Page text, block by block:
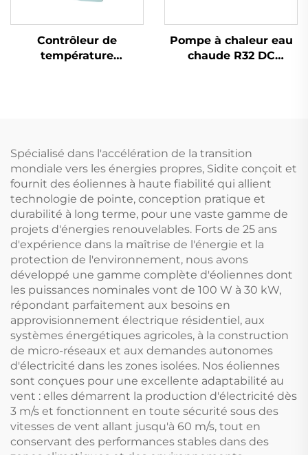
Contrôleur de
température
Puissance de relance
2000W
Pompe à chaleur eau
chaude R32 DC
extérieures
Spécialisé dans l'accélération de la transition
mondiale vers les énergies propres, Sidite conçoit et
fournit des éoliennes à haute fiabilité qui allient
technologie de pointe, conception pratique et
durabilité à long terme, pour une vaste gamme de
projets d'énergies renouvelables. Forts de 25 ans
d'expérience dans la maîtrise de l'énergie et la
protection de l'environnement, nous avons
développé une gamme complète d'éoliennes dont
les puissances nominales vont de 100 W à 30 kW,
répondant parfaitement aux besoins en
approvisionnement électrique résidentiel, aux
systèmes énergétiques agricoles, à la construction
de micro-réseaux et aux demandes autonomes
d'électricité dans les zones isolées. Nos éoliennes
sont conçues pour une excellente adaptabilité au
vent : elles démarrent la production d'électricité dès
3 m/s et fonctionnent en toute sécurité sous des
vitesses de vent allant jusqu'à 60 m/s, tout en
conservant des performances stables dans des